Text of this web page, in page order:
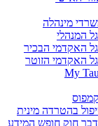
מינהלה
המנהלי
האקדמי הבכיר
האקדמי הזוטר
בהטרדה מינית
חוק חופש המידע